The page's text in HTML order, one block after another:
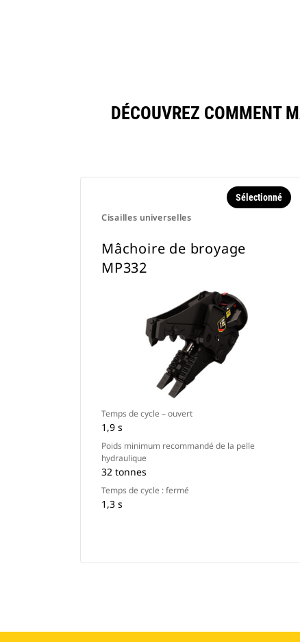
DÉCOUVREZ COMMENT
Cisailles universelles
Sélectionné
Mâchoire de broyage
MP332
Temps de cycle – ouvert
1,9 s
Poids minimum recommandé de la pelle
hydraulique
32 tonnes
Temps de cycle : fermé
1,3 s